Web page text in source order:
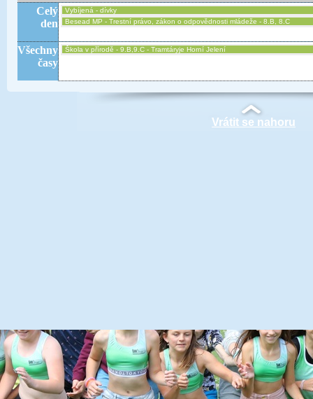
Celý
den
Vybíjená - dívky
Besead MP - Trestní právo, zákon o odpovědnosti mládeže - 8.B, 8.C
Všechny
časy
Škola v přírodě - 9.B,9.C - Tramtáryje Horní Jelení
Vrátit se nahoru